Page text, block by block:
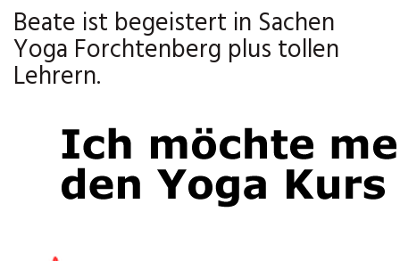
Beate ist begeistert in Sachen
Yoga Forchtenberg plus tollen
Lehrern.